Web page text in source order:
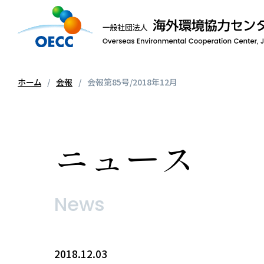
ホーム 会報 会報第85号/2018年12月
ニュース
News
2018.12.03